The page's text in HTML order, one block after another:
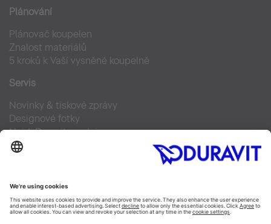
Plánování
Plánovač koupelen
Znalost materiálů
5 kroků k Vaší vysněné koupelně
Servis
Novinky & tiskové zprávy
Designové fotky
Najdi Duravit prodejce
Často kladené otázky
Facebook
Instagram
Pinterest
Blog